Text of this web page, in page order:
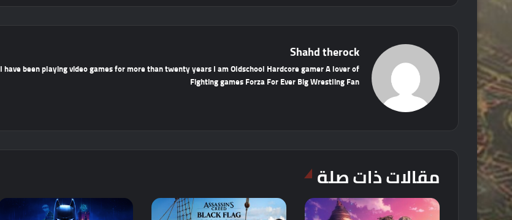
Shahd therock
I have been playing video games for more than twenty years I am Oldschool Hardcore gamer A lover of
Fighting games Forza For Ever Big Wrestling Fan
مقالات ذات صلة